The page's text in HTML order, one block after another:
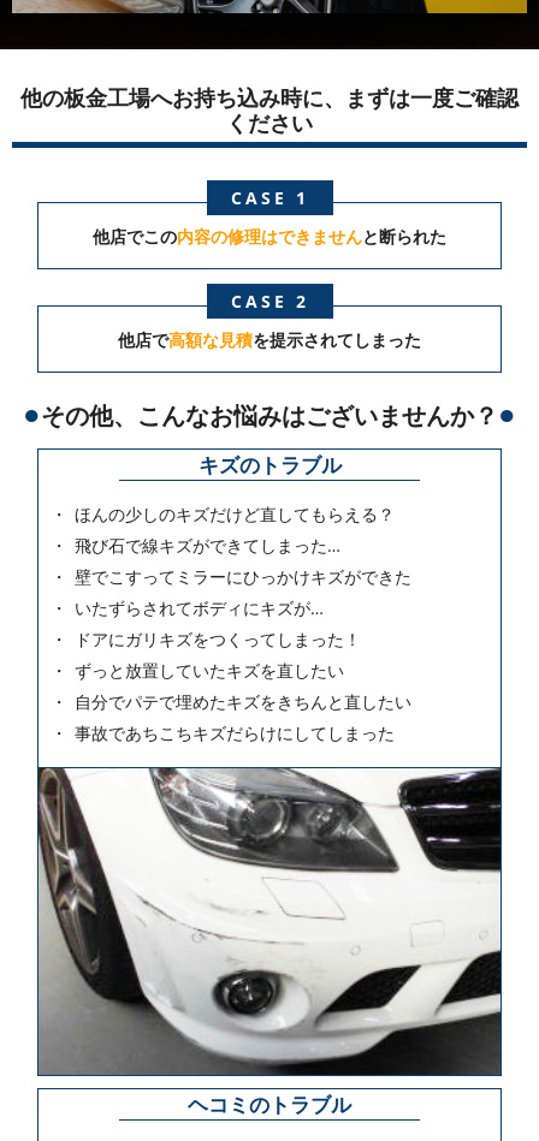
他の板金工場へお持ち込み時に、まずは一度ご確認
ください
CASE 1
他店でこの内容の修理はできませんと断られた
CASE 2
他店で高額な見積を提示されてしまった
その他、こんなお悩みはございませんか？
キズのトラブル
ほんの少しのキズだけど直してもらえる？
飛び石で線キズができてしまった…
壁でこすってミラーにひっかけキズができた
いたずらされてボディにキズが…
ドアにガリキズをつくってしまった！
ずっと放置していたキズを直したい
自分でパテで埋めたキズをきちんと直したい
事故であちこちキズだらけにしてしまった
ヘコミのトラブル